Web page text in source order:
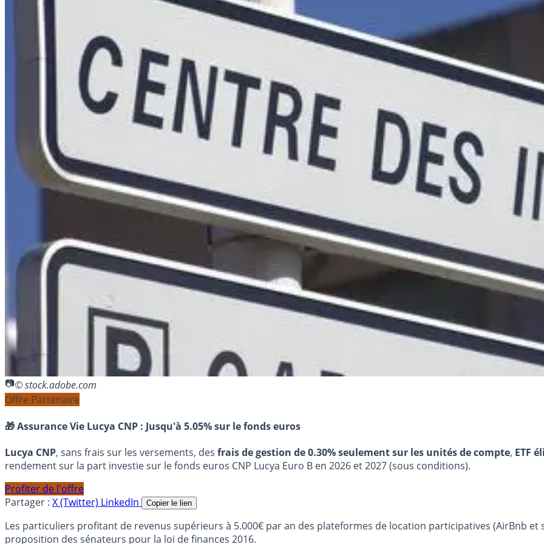
© stock.adobe.com
Offre Partenaire
🎁 Assurance Vie Lucya CNP : Jusqu'à 5.05% sur le fonds euros
Lucya CNP, sans frais sur les versements, des frais de gestion de 0.30% seulement sur les unités de compte, ETF
rendement sur la part investie sur le fonds euros CNP Lucya Euro B en 2026 et 2027 (sous conditions).
Profiter de l'offre
Partager : X (Twitter) LinkedIn Copier le lien
Les particuliers profitant de revenus supérieurs à 5.000€ par an des plateformes de location participatives (AirBnb
proposition des sénateurs pour la loi de finances 2016.